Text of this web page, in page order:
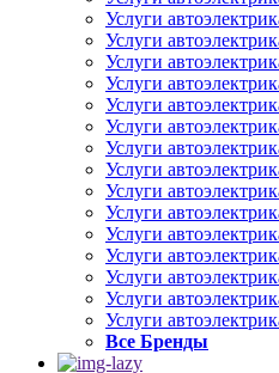
Услуги
Услуги
Услуги
Услуги
Услуги
Услуги
Услуги
Услуги
Услуги
Услуги
Услуги
Услуги
Услуги
Услуги
Услуги
Все Бренды